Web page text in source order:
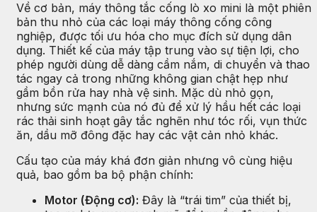
Về cơ bản, máy thông tắc cống lò xo mini là một phiên
bản thu nhỏ của các loại máy thông cống công
nghiệp, được tối ưu hóa cho mục đích sử dụng dân
dụng. Thiết kế của máy tập trung vào sự tiện lợi, cho
phép người dùng dễ dàng cầm nắm, di chuyển và thao
tác ngay cả trong những không gian chật hẹp như
gầm bồn rửa hay nhà vệ sinh. Mặc dù nhỏ gọn,
nhưng sức mạnh của nó đủ để xử lý hầu hết các loại
rác thải sinh hoạt gây tắc nghẽn như tóc rối, vụn thức
ăn, dầu mỡ đông đặc hay các vật cản nhỏ khác.
Cấu tạo của máy khá đơn giản nhưng vô cùng hiệu
quả, bao gồm ba bộ phận chính:
Motor (Động cơ): Đây là “trái tim” của thiết bị,